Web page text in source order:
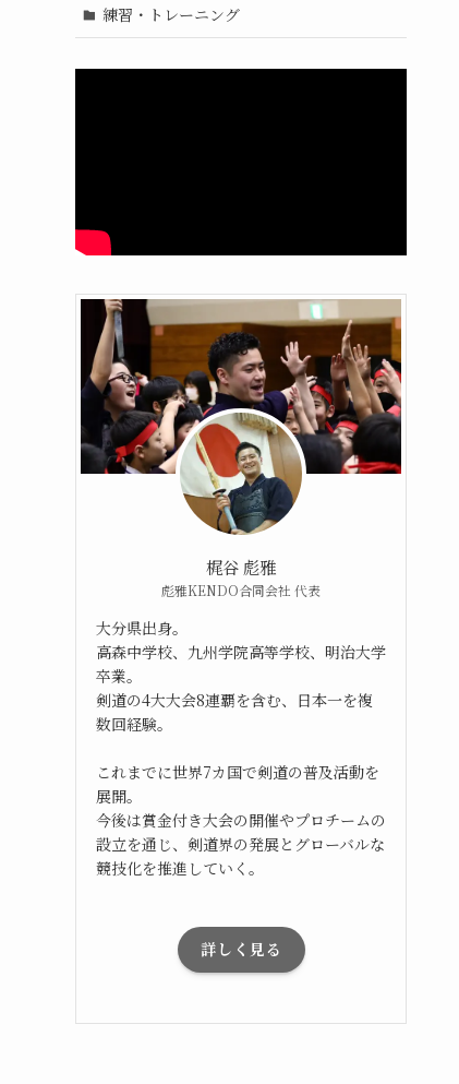
練習・トレーニング
梶谷 彪雅
彪雅KENDO合同会社 代表
大分県出身。
高森中学校、九州学院高等学校、明治大学
卒業。
剣道の4大大会8連覇を含む、日本一を複
数回経験。
これまでに世界7カ国で剣道の普及活動を
展開。
今後は賞金付き大会の開催やプロチームの
設立を通じ、剣道界の発展とグローバルな
競技化を推進していく。
詳しく見る